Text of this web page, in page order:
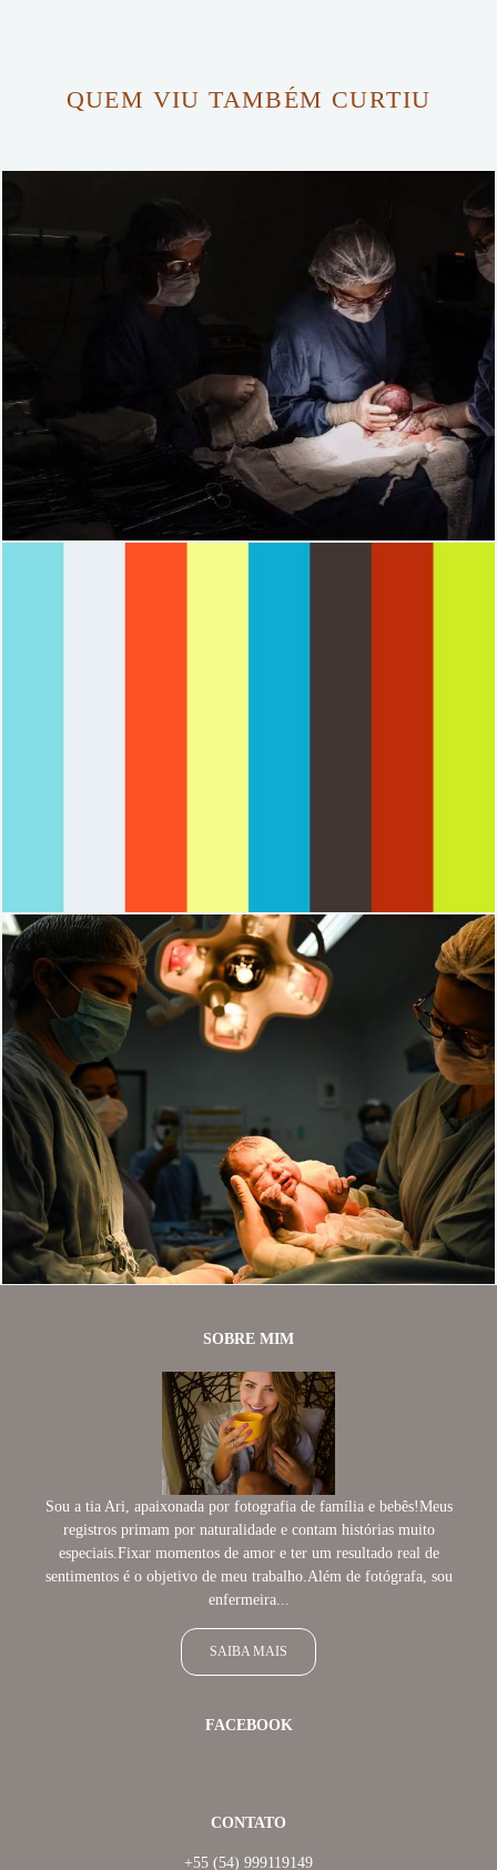
QUEM VIU TAMBÉM CURTIU
1926 0
1195 0
SOBRE MIM
Sou a tia Ari, apaixonada por fotografia de família e bebês!Meus
registros primam por naturalidade e contam histórias muito
especiais.Fixar momentos de amor e ter um resultado real de
sentimentos é o objetivo de meu trabalho.Além de fotógrafa, sou
enfermeira...
SAIBA MAIS
FACEBOOK
CONTATO
+55 (54) 999119149